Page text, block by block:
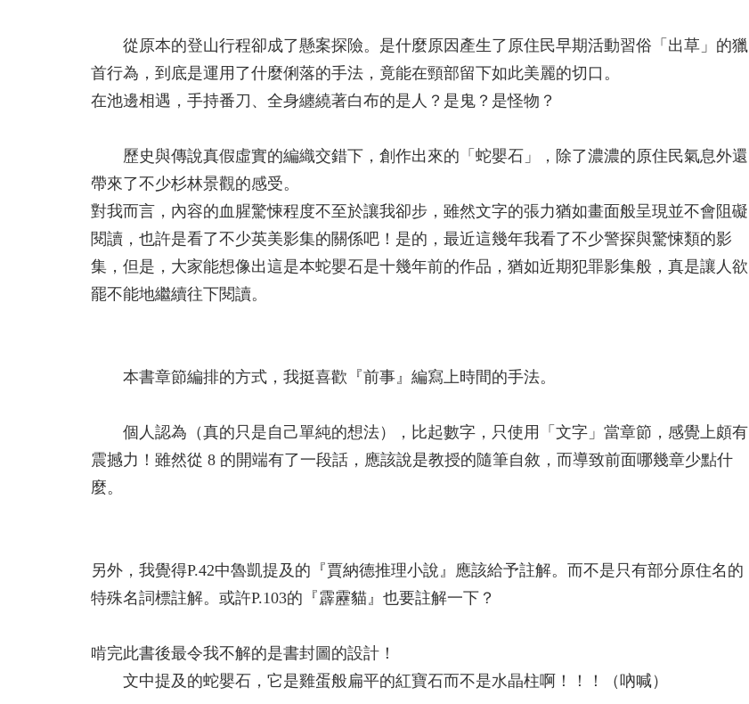
從原本的登山行程卻成了懸案探險。是什麼原因產生了原住民早期活動習俗「出草」的獵
首行為，到底是運用了什麼俐落的手法，竟能在頸部留下如此美麗的切口。
在池邊相遇，手持番刀、全身纏繞著白布的是人？是鬼？是怪物？
歷史與傳說真假虛實的編織交錯下，創作出來的「蛇嬰石」，除了濃濃的原住民氣息外還
帶來了不少杉林景觀的感受。
對我而言，內容的血腥驚悚程度不至於讓我卻步，雖然文字的張力猶如畫面般呈現並不會阻礙
閱讀，也許是看了不少英美影集的關係吧！是的，最近這幾年我看了不少警探與驚悚類的影
集，但是，大家能想像出這是本蛇嬰石是十幾年前的作品，猶如近期犯罪影集般，真是讓人欲
罷不能地繼續往下閱讀。
本書章節編排的方式，我挺喜歡『前事』編寫上時間的手法。
個人認為（真的只是自己單純的想法），比起數字，只使用「文字」當章節，感覺上頗有
震撼力！雖然從 8 的開端有了一段話，應該說是教授的隨筆自敘，而導致前面哪幾章少點什
麼。
另外，我覺得P.42中魯凱提及的『賈納德推理小說』應該給予註解。而不是只有部分原住名的
特殊名詞標註解。或許P.103的『霹靂貓』也要註解一下？
啃完此書後最令我不解的是書封圖的設計！
文中提及的蛇嬰石，它是雞蛋般扁平的紅寶石而不是水晶柱啊！！！（吶喊）